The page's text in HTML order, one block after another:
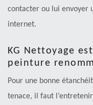
contacter ou lui envoyer
internet.
KG Nettoyage
peinture
Pour une bonne
tenace, il faut